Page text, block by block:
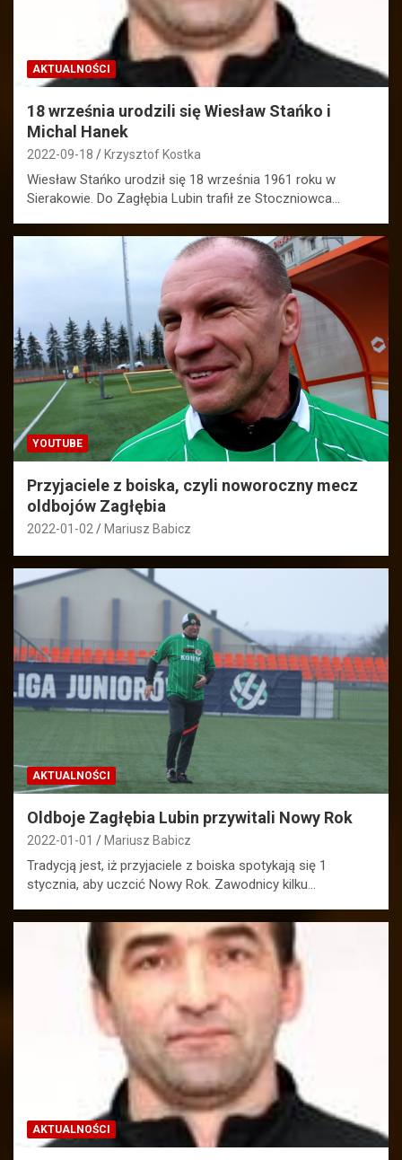
AKTUALNOŚCI
18 września urodzili się Wiesław Stańko i
Michal Hanek
2022-09-18 Krzysztof Kostka
Wiesław Stańko urodził się 18 września 1961 roku w
Sierakowie. Do Zagłębia Lubin trafił ze Stoczniowca…
YOUTUBE
Przyjaciele z boiska, czyli noworoczny mecz
oldbojów Zagłębia
2022-01-02 Mariusz Babicz
AKTUALNOŚCI
Oldboje Zagłębia Lubin przywitali Nowy Rok
2022-01-01 Mariusz Babicz
Tradycją jest, iż przyjaciele z boiska spotykają się 1
stycznia, aby uczcić Nowy Rok. Zawodnicy kilku…
AKTUALNOŚCI